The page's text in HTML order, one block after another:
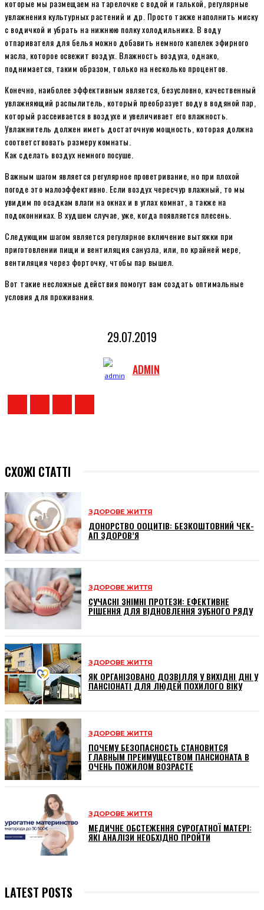
которые мы размещаем на тарелочке с водой и галькой, регулярные
увлажнения культурных растений и др. Просто также наполнить миску
с водичкой и убрать на нижнюю полку холодильника. В воду
отпаривателя для белья можно добавить немного капелек эфирного
масла, которое освежит воздух. Влажность воздуха, однако,
поднимается, таким образом, только на несколько процентов.
Конечно, наиболее эффективным является, безусловно, качественный
увлажняющий распылитель, который преобразует воду в водяной пар,
который рассеивается в воздухе и увеличивает его влажность.
Увлажнитель должен иметь достаточную мощность, которая должна
соответствовать размеру комнаты.
Как сделать воздух немного посуше.
Важным шагом является регулярное проветривание, но при плохой
погоде это малоэффективно. Если воздух чересчур влажный, то мы
увидим по осадкам влаги на окнах и в углах комнат, а также на
подоконниках. В худшем случае, уже, когда появляется плесень.
Следующим шагом является регулярное включение вытяжки при
приготовлении пищи и вентиляция санузла, или, по крайней мере,
вентиляция через форточку, чтобы пар вышел.
Вот такие несложные действия помогут вам создать оптимальные
условия для проживания.
29.07.2019
ADMIN
СХОЖІ СТАТТІ
ЗДОРОВЕ ЖИТТЯ
ДОНОРСТВО ООЦИТІВ: БЕЗКОШТОВНИЙ ЧЕК-
АП ЗДОРОВ’Я
ЗДОРОВЕ ЖИТТЯ
СУЧАСНІ ЗНІМНІ ПРОТЕЗИ: ЕФЕКТИВНЕ
РІШЕННЯ ДЛЯ ВІДНОВЛЕННЯ ЗУБНОГО РЯДУ
ЗДОРОВЕ ЖИТТЯ
ЯК ОРГАНІЗОВАНО ДОЗВІЛЛЯ У ВИХІДНІ ДНІ У
ПАНСІОНАТІ ДЛЯ ЛЮДЕЙ ПОХИЛОГО ВІКУ
ЗДОРОВЕ ЖИТТЯ
ПОЧЕМУ БЕЗОПАСНОСТЬ СТАНОВИТСЯ
ГЛАВНЫМ ПРЕИМУЩЕСТВОМ ПАНСИОНАТА В
ОЧЕНЬ ПОЖИЛОМ ВОЗРАСТЕ
ЗДОРОВЕ ЖИТТЯ
МЕДИЧНЕ ОБСТЕЖЕННЯ СУРОГАТНОЇ МАТЕРІ:
ЯКІ АНАЛІЗИ НЕОБХІДНО ПРОЙТИ
LATEST POSTS